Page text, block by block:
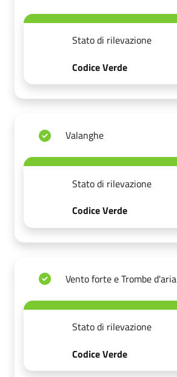
Stato di rilevazione
Codice Verde
Valanghe
Stato di rilevazione
Codice Verde
Vento forte e Trombe d'aria
Stato di rilevazione
Codice Verde